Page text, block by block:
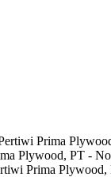
Prima
Plywood, PT -
Prima Plywood,